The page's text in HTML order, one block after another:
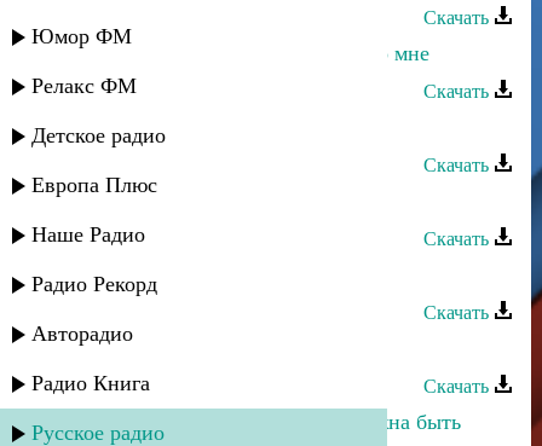
Юмор ФМ
Релакс ФМ
Детское радио
Европа Плюс
Наше Радио
Радио Рекорд
Авторадио
Радио Книга
Русское радио
Скачать
Багавудин Ибрагимов - Вернись ко мне
Скачать
Багавудин Ибрагимов - Глулана
Скачать
Багавудин Ибрагимов - Мурадар
Скачать
Багавудин Ибрагимов - Мой народ
Скачать
Багавудин Ибрагимов - Пандур
Скачать
Мадани Ибрагимов - Любовь должна быть